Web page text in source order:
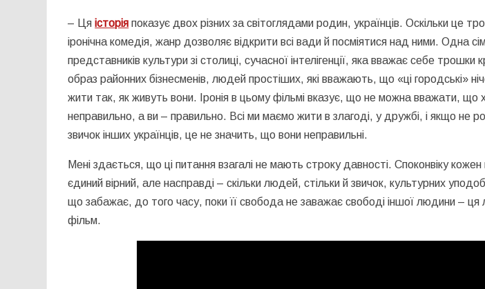
– Цяісторія показує двох різних за світоглядами родин, українців. Оскільки це
іронічна комедія, жанр дозволяє відкрити всі вади й посміятися над ними. Одна
представників культури зі столиці, сучасної інтелігенції, яка вважає себе
образ районних бізнесменів, людей простіших, які вважають, що «ці городські»
жити так, як живуть вони. Іронія в цьому фільмі вказує, що не можна вважати, що
неправильно, а ви – правильно. Всі ми маємо жити в злагоді, у дружбі, і якщо не
звичок інших українців, це не значить, що вони неправильні.
Мені здається, що ці питання взагалі не мають строку давності. Споконвіку
єдиний вірний, але насправді – скільки людей, стільки й звичок, культурних
що забажає, до того часу, поки її свобода не заважає свободі іншої людини – ця
фільм.